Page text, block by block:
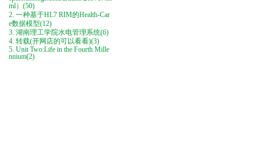
ml）(50)
2. 一种基于HL7 RIM的Health-Car
e数据模型(12)
3. 湖南理工学院水电管理系统(6)
4. 转载(开网店的可以看看)(3)
5. Unit Two:Life in the Fourth Mille
nnium(2)